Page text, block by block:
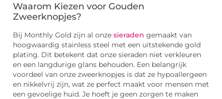
Waarom Kiezen voor Gouden
Zweerknopjes?
Bij Monthly Gold zijn al onze sieraden gemaakt van
hoogwaardig stainless steel met een uitstekende gold
plating. Dit betekent dat onze sieraden niet verkleuren
en een langdurige glans behouden. Een belangrijk
voordeel van onze zweerknopjes is dat ze hypoallergeen
en nikkelvrij zijn, wat ze perfect maakt voor mensen met
een gevoelige huid. Je hoeft je geen zorgen te maken